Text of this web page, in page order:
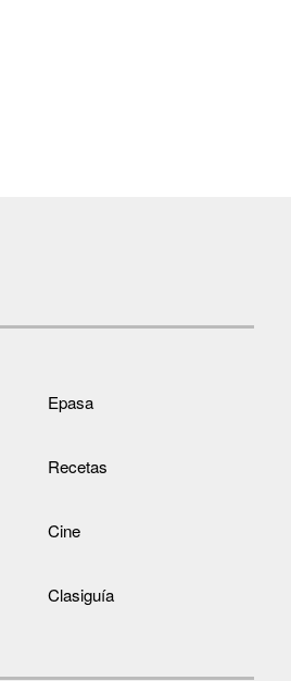
Epasa
Recetas
Cine
Clasiguía